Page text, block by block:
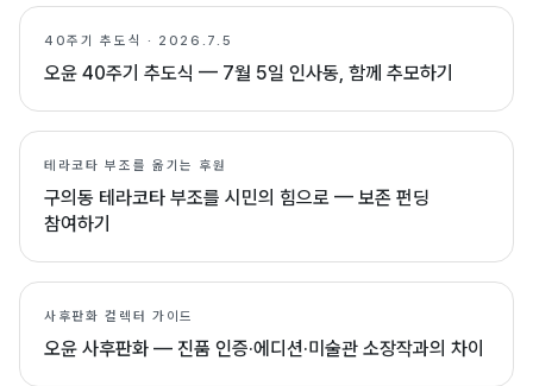
40주기 추도식 · 2026.7.5
오윤 40주기 추도식 — 7월 5일 인사동, 함께 추모하기
테라코타 부조를 옮기는 후원
구의동 테라코타 부조를 시민의 힘으로 — 보존 펀딩
참여하기
사후판화 컬렉터 가이드
오윤 사후판화 — 진품 인증·에디션·미술관 소장작과의 차이